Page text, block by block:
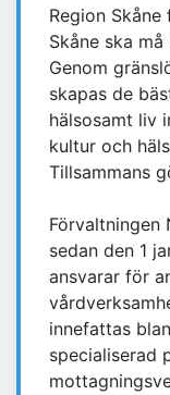
Region
Skåne ska
Genom
skapas de
hälsosamt liv
kultur och
Tillsammans
Förvaltningen
sedan den 1
ansvarar för
innefattas
specialiserad